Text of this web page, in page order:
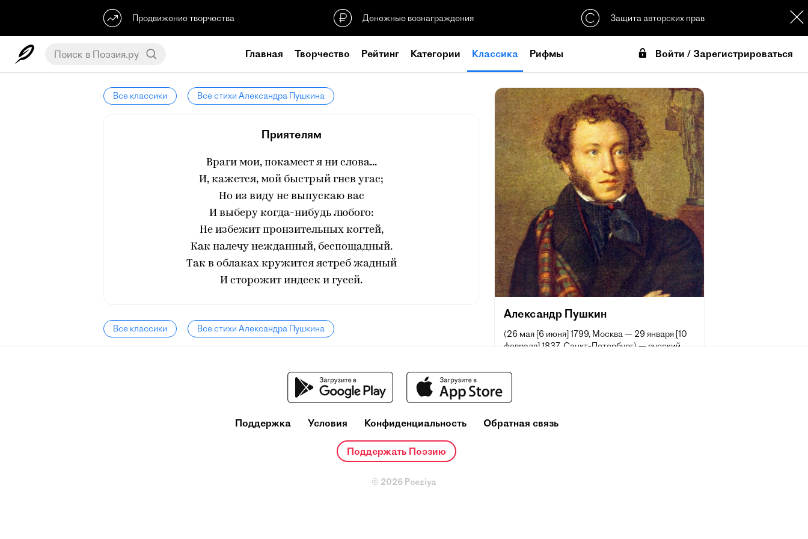
Продвижение творчества Денежные вознаграждения Защита авторских прав
Главная Творчество Рейтинг Категории Классика Рифмы Войти / Зарегистрироваться
Все классики Все стихи Александра Пушкина
Приятелям
Враги мои, покамест я ни слова...
И, кажется, мой быстрый гнев угас;
Но из виду не выпускаю вас
И выберу когда-нибудь любого:
Не избежит пронзительных когтей,
Как налечу нежданный, беспощадный.
Так в облаках кружится ястреб жадный
И сторожит индеек и гусей.
Все классики Все стихи Александра Пушкина
Александр Пушкин
(26 мая [6 июня] 1799, Москва — 29 января [10
февраля] 1837, Санкт-Петербург) — русский
русского реалистического направления, критик
деятелей первой трети XIX века.
Ещё при жизни Пушкина сложилась его
Поддержка Условия Конфиденциальность Обратная связь
Поддержать Поэзию
© 2026 Poeziya